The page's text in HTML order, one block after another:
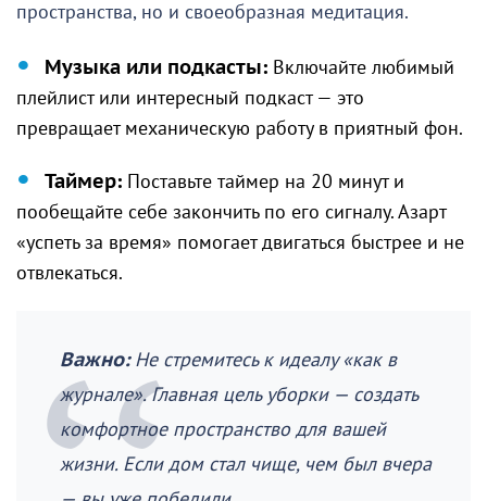
пространства, но и своеобразная медитация.
Музыка или подкасты: Включайте любимый
плейлист или интересный подкаст — это
превращает механическую работу в приятный фон.
Таймер: Поставьте таймер на 20 минут и
пообещайте себе закончить по его сигналу. Азарт
«успеть за время» помогает двигаться быстрее и не
отвлекаться.
Важно:Не стремитесь к идеалу «как в
журнале». Главная цель уборки — создать
комфортное пространство для вашей
жизни. Если дом стал чище, чем был вчера